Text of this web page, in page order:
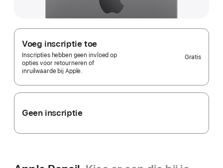
Voeg inscriptie toe
Inscripties hebben geen invloed op
opties voor retourneren of
inruilwaarde bij Apple.
Gratis
Geen inscriptie